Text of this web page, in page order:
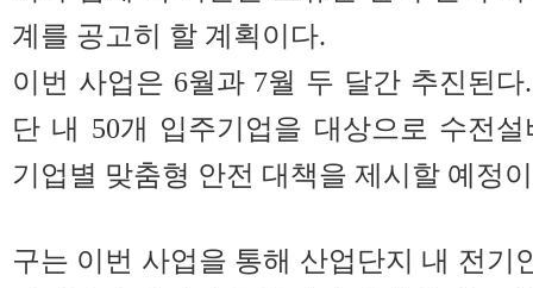
계를 공고히 할 계획이다.
이번 사업은 6월과 7월 두 달간 추진된
단 내 50개 입주기업을 대상으로 수전
기업별 맞춤형 안전 대책을 제시할 예정
구는 이번 사업을 통해 산업단지 내 전기